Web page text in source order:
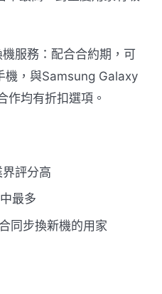
服務：配合合約期，可
機，與Samsung Galaxy
作均有折扣選項。
評分高
最多
同步換新機的用家